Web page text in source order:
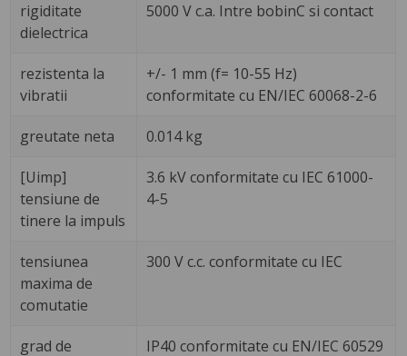
rigiditate
dielectrica
5000 V c.a. Intre bobinC si contact
rezistenta la
vibratii
+/- 1 mm (f= 10-55 Hz)
conformitate cu EN/IEC 60068-2-6
greutate neta 0.014 kg
[Uimp]
tensiune de
tinere la impuls
3.6 kV conformitate cu IEC 61000-
4-5
tensiunea
maxima de
comutatie
300 V c.c. conformitate cu IEC
grad de IP40 conformitate cu EN/IEC 60529